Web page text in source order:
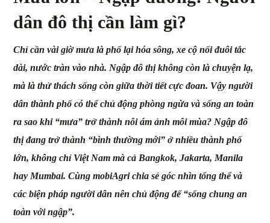
dân đô thị cần làm gì?
Chỉ cần vài giờ mưa là phố lại hóa sông, xe cộ nối đuôi tắc
dài, nước tràn vào nhà. Ngập đô thị không còn là chuyện lạ,
mà là thử thách sống còn giữa thời tiết cực đoan. Vậy người
dân thành phố có thể chủ động phòng ngừa và sống an toàn
ra sao khi “mưa” trở thành nỗi ám ảnh mỗi mùa? Ngập đô
thị đang trở thành “bình thường mới” ở nhiều thành phố
lớn, không chỉ Việt Nam mà cả Bangkok, Jakarta, Manila
hay Mumbai. Cùng mobiAgri chia sẻ góc nhìn tổng thể và
các biện pháp người dân nên chủ động để “sống chung an
toàn với ngập”.